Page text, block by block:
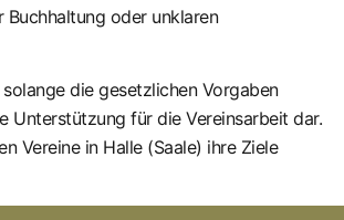
Buchhaltung oder unklaren
die gesetzlichen Vorgaben
Unterstützung für die Vereinsarbeit dar.
Vereine in Halle (Saale) ihre Ziele